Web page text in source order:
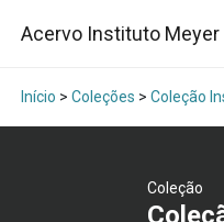
Acervo Instituto Meyer
Início > Coleções > Coleção
Coleção